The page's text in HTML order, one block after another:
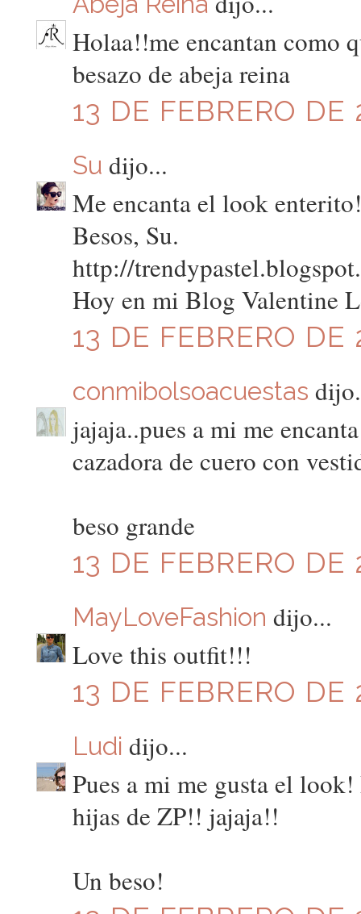
Holaa!!me encantan como
besazo de abeja reina
13 DE FEBRERO
Su dijo...
Me encanta el look
Besos, Su.
http://
Hoy en mi Blog Valentine
13 DE FEBRERO
conmibolsoacuestas
jajaja..pues a mi me
cazadora de cuero con
beso grande
13 DE FEBRERO DE
MayLoveFashion dijo...
Love this outfit!!!
13 DE FEBRERO DE
Ludi dijo...
Pues a mi me gusta el
hijas de ZP!! jajaja!!
Un beso!